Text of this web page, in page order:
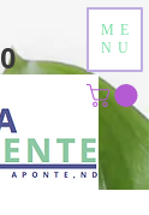
ME
NU